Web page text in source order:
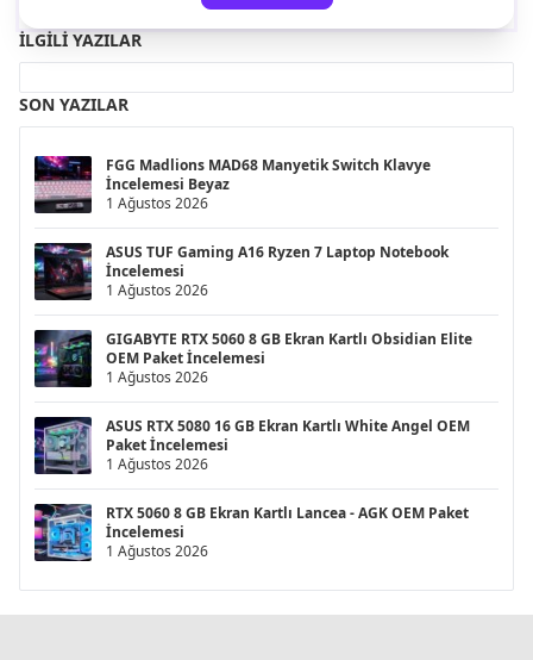
İLGILI YAZILAR
SON YAZILAR
FGG Madlions MAD68 Manyetik Switch Klavye
İncelemesi Beyaz
1 Ağustos 2026
ASUS TUF Gaming A16 Ryzen 7 Laptop Notebook
İncelemesi
1 Ağustos 2026
GIGABYTE RTX 5060 8 GB Ekran Kartlı Obsidian Elite
OEM Paket İncelemesi
1 Ağustos 2026
ASUS RTX 5080 16 GB Ekran Kartlı White Angel OEM
Paket İncelemesi
1 Ağustos 2026
RTX 5060 8 GB Ekran Kartlı Lancea - AGK OEM Paket
İncelemesi
1 Ağustos 2026